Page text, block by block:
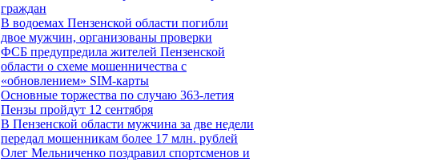
граждан
В водоемах Пензенской области погибли
двое мужчин, организованы проверки
ФСБ предупредила жителей Пензенской
области о схеме мошенничества c
«обновлением» SIM-карты
Основные торжества по случаю 363-летия
Пензы пройдут 12 сентября
В Пензенской области мужчина за две недели
передал мошенникам более 17 млн. рублей
Олег Мельниченко поздравил спортсменов и